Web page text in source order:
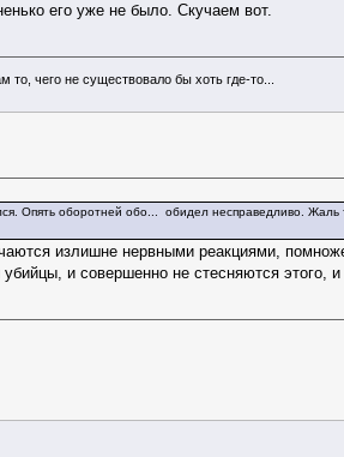
его уже не было. Скучаем вот.
чего не существовало бы хоть где-то...
Опять оборотней обо... обидел несправедливо. Жаль
излишне нервными реакциями,
и совершенно не стесняются этого,